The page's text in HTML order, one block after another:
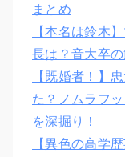
まとめ
【本名は鈴木
長は？音大卒
【既婚者！】
た？ノムラフ
を深掘り！
【異色の高学